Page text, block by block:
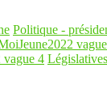
Politique -
vague
vague 4 Législatives